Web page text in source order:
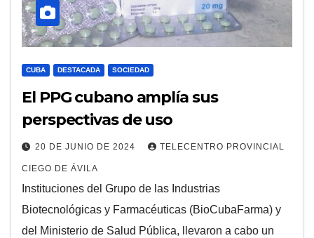
CUBA DESTACADA SOCIEDAD
El PPG cubano amplía sus
perspectivas de uso
20 DE JUNIO DE 2024 TELECENTRO PROVINCIAL
CIEGO DE ÁVILA
Instituciones del Grupo de las Industrias
Biotecnológicas y Farmacéuticas (BioCubaFarma) y
del Ministerio de Salud Pública, llevaron a cabo un